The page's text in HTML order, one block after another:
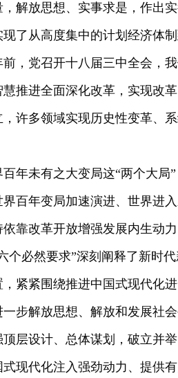
解放思想、实事求是，作出
了从高度集中的计划经济体
，党召开十八届三中全会，
推进全面深化改革，实现改
许多领域实现历史性变革、
年未有之大变局这“两个大
百年变局加速演进、世界进
靠改革开放增强发展内生动
个必然要求”深刻阐释了新时
紧紧围绕推进中国式现代化
步解放思想、解放和发展社
层设计、总体谋划，破立并
现代化注入强劲动力、提供有